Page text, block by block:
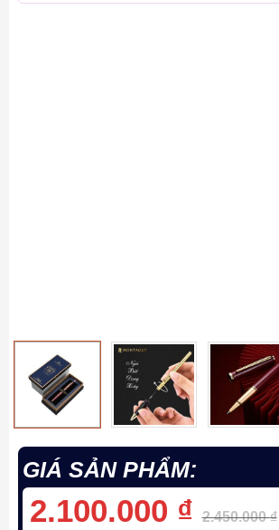
GIÁ SẢN PHẨM:
2.100.000 ₫ 2.450.000₫